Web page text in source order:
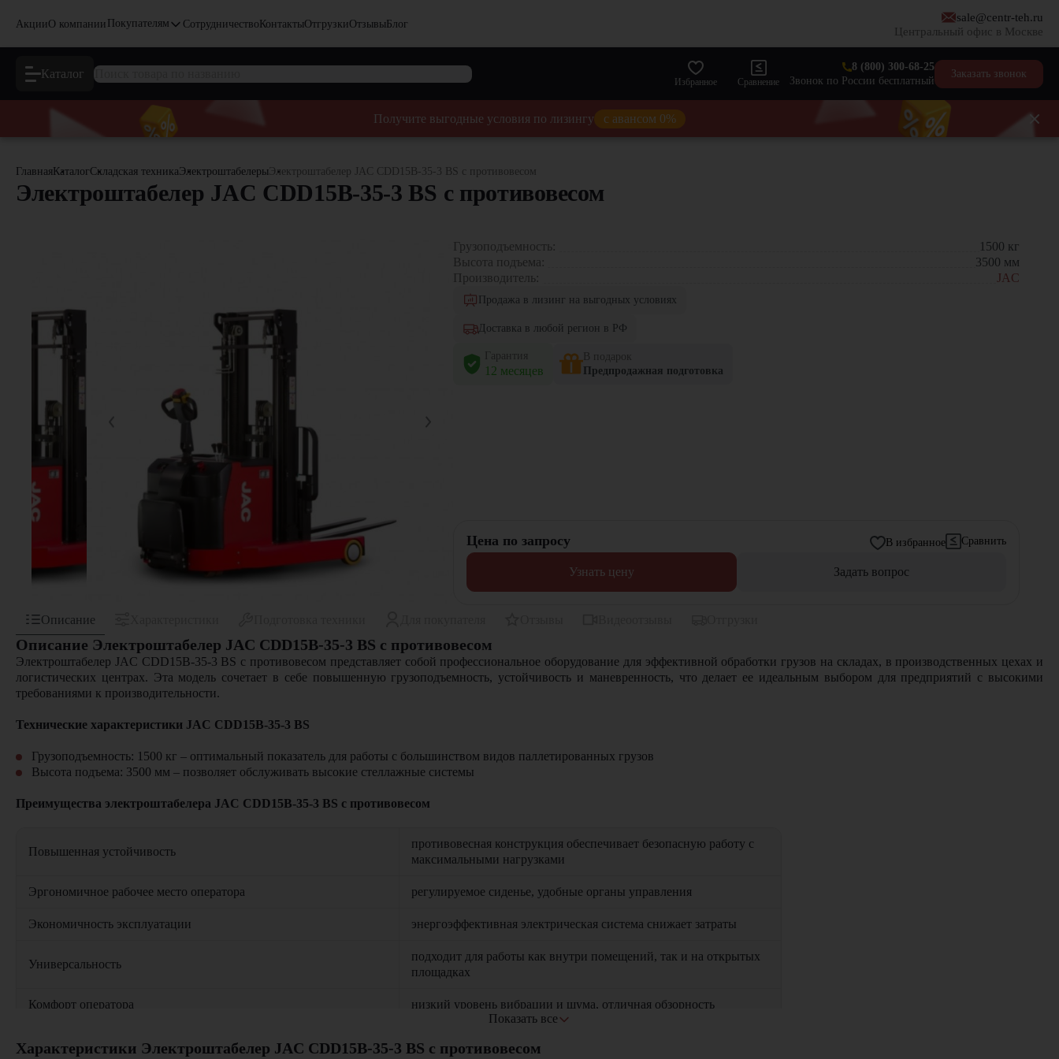
АкцииО компании Покупателям СотрудничествоКонтактыОтгрузкиОтзывыБлог
sale@centr-teh.ru
Центральный офис в Москве
Каталог
Избранное Сравнение
8 (800) 300-68-25
Звонок по России бесплатный
Заказать звонок
Получите выгодные условия по лизингу с авансом 0%
Главная КаталогСкладская техникаЭлектроштабелеры Электроштабелер JAC CDD15B-35-3 BS с противовесом
Электроштабелер JAC CDD15B-35-3 BS с противовесом
Грузоподъемность: 1500 кг
Высота подъема:
3500 мм
Производитель:
JAC
Продажа в лизинг на выгодных условиях
Доставка в любой регион в РФ
Гарантия
12 месяцев
В подарок
Предпродажная подготовка
Цена по запросу В избранное Сравнить
Узнать цену Задать вопрос
Описание
Описание Электроштабелер JAC CDD15B-35-3 BS с противовесом
Электроштабелер JAC CDD15B-35-3 BS с противовесом представляет собой профессиональное оборудование для эффективной обработки грузов на складах, в производственных цехах и
логистических центрах. Эта модель сочетает в себе повышенную грузоподъемность, устойчивость и маневренность, что делает ее идеальным выбором для предприятий с высокими
требованиями к производительности.
Технические характеристики JAC CDD15B-35-3 BS
Грузоподъемность: 1500 кг – оптимальный показатель для работы с большинством видов паллетированных грузов
Высота подъема: 3500 мм – позволяет обслуживать высокие стеллажные системы
Преимущества электроштабелера JAC CDD15B-35-3 BS с противовесом
Повышенная устойчивость
противовесная конструкция обеспечивает безопасную работу с
максимальными нагрузками
Эргономичное рабочее место оператора регулируемое сиденье, удобные органы управления
Экономичность эксплуатации энергоэффективная электрическая система снижает затраты
Универсальность
подходит для работы как внутри помещений, так и на открытых
площадках
Комфорт оператора низкий уровень вибрации и шума, отличная обзорность
Где применяется JAC CDD15B-35-3 BS с противовесом?
Показать все
Характеристики Электроштабелер JAC CDD15B-35-3 BS с противовесом